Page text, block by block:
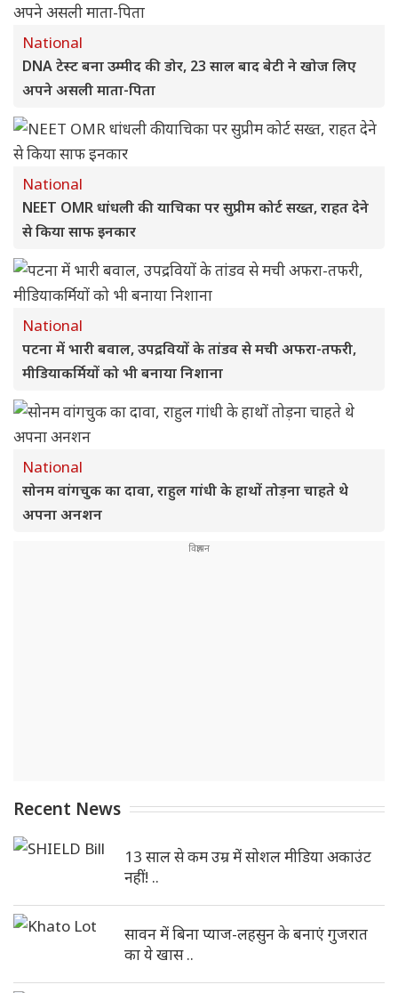
National
DNA टेस्ट बना उम्मीद की डोर, 23 साल बाद बेटी ने खोज लिए
अपने असली माता-पिता
National
NEET OMR धांधली की याचिका पर सुप्रीम कोर्ट सख्त, राहत देने
से किया साफ इनकार
National
पटना में भारी बवाल, उपद्रवियों के तांडव से मची अफरा-तफरी,
मीडियाकर्मियों को भी बनाया निशाना
National
सोनम वांगचुक का दावा, राहुल गांधी के हाथों तोड़ना चाहते थे
अपना अनशन
Recent News
13 साल से कम उम्र में सोशल मीडिया अकाउंट
नहीं! ..
सावन में बिना प्याज-लहसुन के बनाएं गुजरात
का ये खास ..